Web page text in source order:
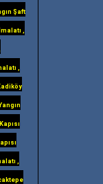
Şaft
,
,
,